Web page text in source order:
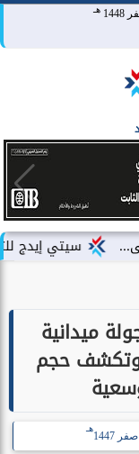
هـ
إيدج للتطوير
ميدانية
وتكشف حجم
هـ